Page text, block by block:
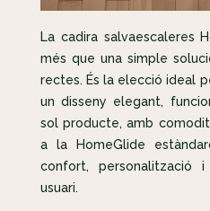
La cadira salvaescaleres
més que una simple
rectes. És la elecció ideal
un disseny elegant,
sol producte, amb
a la HomeGlide
confort, personalització
usuari.